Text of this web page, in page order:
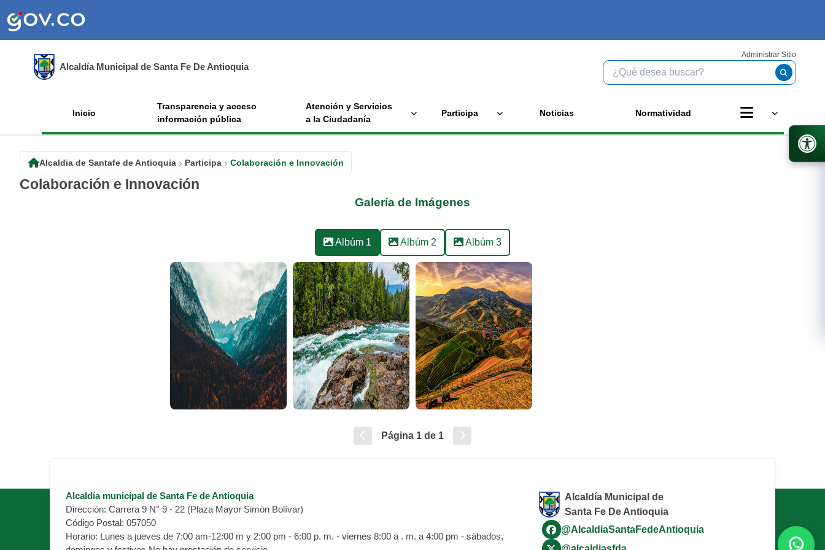
Alcaldía Municipal de Santa Fe De Antioquia
Administrar Sitio
Inicio
Transparencia y acceso
información pública
Atención y Servicios
a la Ciudadanía
Participa Noticias Normatividad
Alcaldia de Santafe de Antioquia Participa Colaboración e Innovación
Colaboración e Innovación
Galería de Imágenes
Albúm 1 Albúm 2 Albúm 3
Página 1 de 1
Alcaldía municipal de Santa Fe de Antioquia
Dirección: Carrera 9 N° 9 - 22 (Plaza Mayor Simón Bolívar)
Código Postal: 057050
Horario: Lunes a jueves de 7:00 am-12:00 m y 2:00 pm - 6:00 p. m. - viernes 8:00 a . m. a 4:00 pm - sábados,
Alcaldía Municipal de
Santa Fe De Antioquia
@AlcaldiaSantaFedeAntioquia